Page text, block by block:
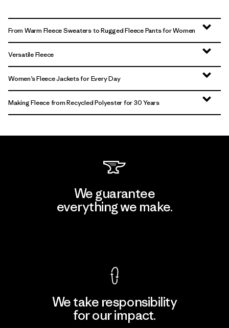
From Warm Fleece Sweaters to Rugged Fleece Pants for Women
Versatile Fleece
Women’s Fleece Jackets for Every Day
Making Fleece from Recycled Polyester for 30 Years
We guarantee
everything we make.
We take responsibility
for our impact.